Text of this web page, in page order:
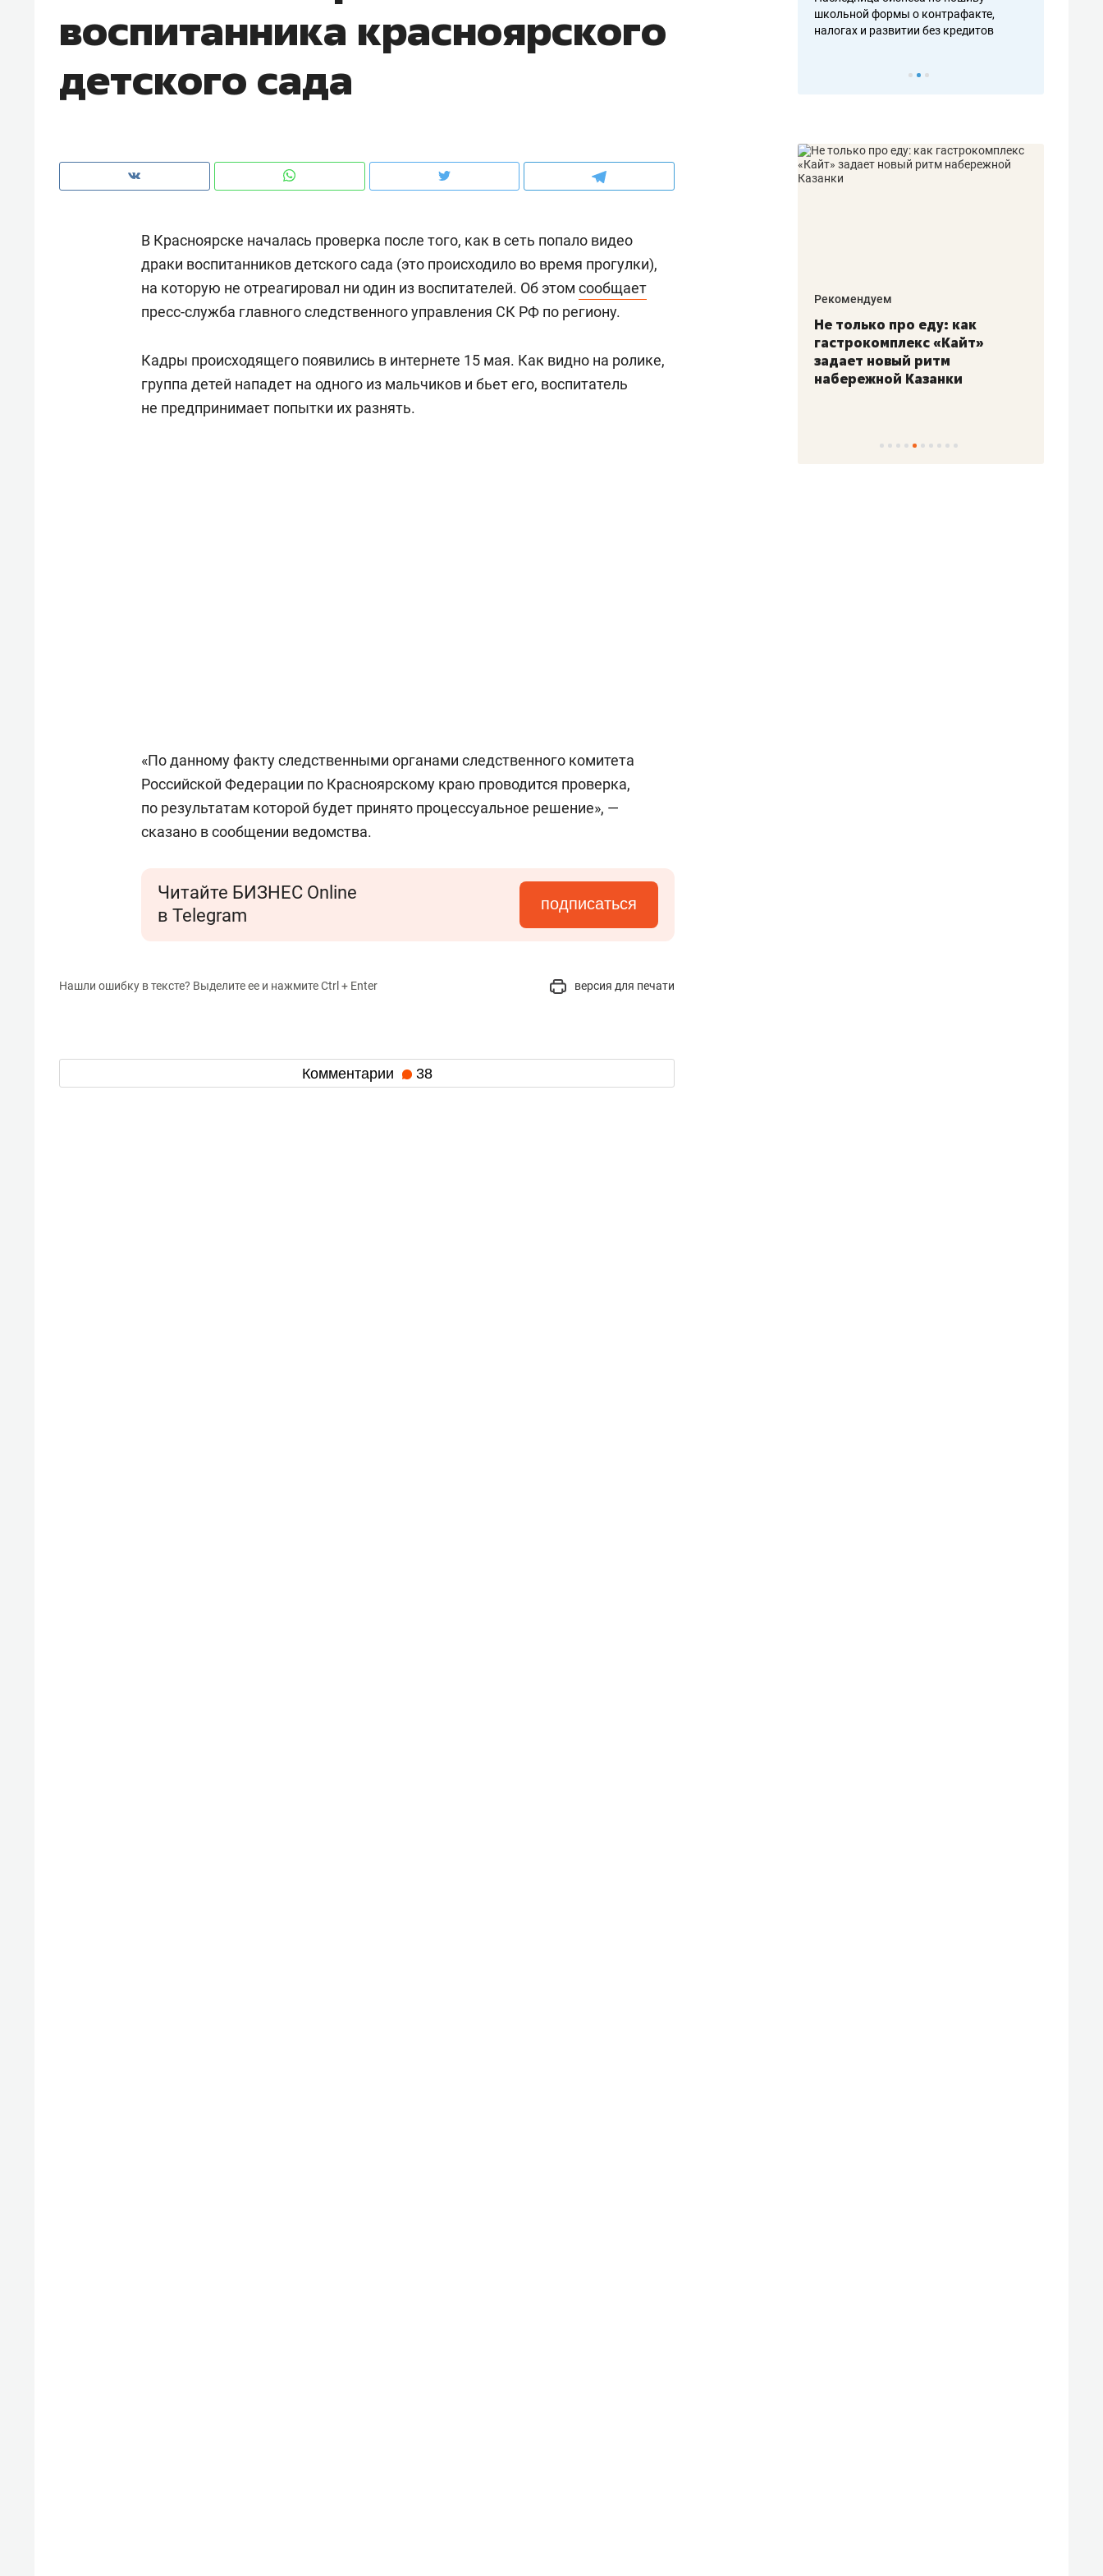
воспитанника красноярского
детского сада
В Красноярске началась проверка после того, как в сеть попало видео
драки воспитанников детского сада (это происходило во время прогулки),
на которую не отреагировал ни один из воспитателей. Об этом сообщает
пресс-служба главного следственного управления СК РФ по региону.
Кадры происходящего появились в интернете 15 мая. Как видно на ролике,
группа детей нападет на одного из мальчиков и бьет его, воспитатель
не предпринимает попытки их разнять.
«По данному факту следственными органами следственного комитета
Российской Федерации по Красноярскому краю проводится проверка,
по результатам которой будет принято процессуальное решение», —
сказано в сообщении ведомства.
Читайте БИЗНЕС Online
в Telegram
подписаться
Нашли ошибку в тексте? Выделите ее и нажмите Ctrl + Enter версия для печати
Комментарии 38
чем интересен Оман?
клиентах и чудных запросах мастеров
школьной формы о контрафакте,
налогах и развитии без кредитов
Опыт выживания в дикой
с ментальным и физическим
состоянием как основа
антихрупких команд
Рекомендуем
Мексика, рок-концерт
в Менделеевске прошла
«Гонка Героев»
Рекомендуем
«Прорывы случались каждые
лечит подземные артерии
Казани
Рекомендуем
Не только про еду: как
гастрокомплекс «Кайт»
задает новый ритм
набережной Казанки